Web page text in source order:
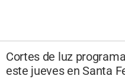
Cortes de luz
este jueves en Santa